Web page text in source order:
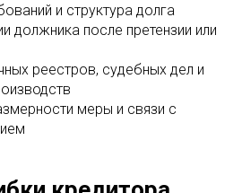
и структура долга
должника после претензии или
реестров, судебных дел и
меры и связи с